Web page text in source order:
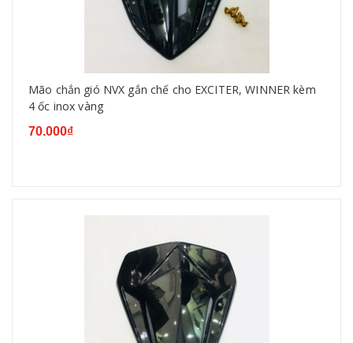
Mão chắn gió NVX gắn chế cho EXCITER, WINNER kèm
4 ốc inox vàng
70.000₫